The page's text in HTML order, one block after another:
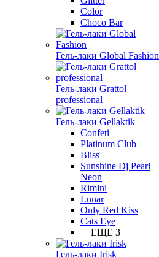
Color
Choco Bar
Гель-лаки Global Fashion
Гель-лаки Grattol
professional
Гель-лаки Gellaktik
Confeti
Platinum Club
Bliss
Sunshine Dj Pearl
Neon
Rimini
Lunar
Only Red Kiss
Cats Eye
+ ЕЩЕ 3
Гель-лаки Irisk